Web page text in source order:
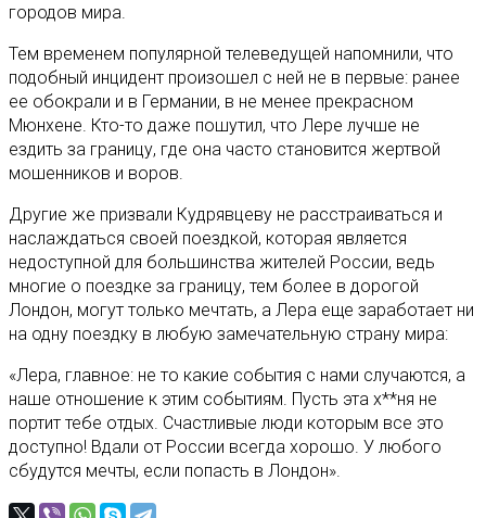
городов мира.
Тем временем популярной телеведущей напомнили, что
подобный инцидент произошел с ней не в первые: ранее
ее обокрали и в Германии, в не менее прекрасном
Мюнхене. Кто-то даже пошутил, что Лере лучше не
ездить за границу, где она часто становится жертвой
мошенников и воров.
Другие же призвали Кудрявцеву не расстраиваться и
наслаждаться своей поездкой, которая является
недоступной для большинства жителей России, ведь
многие о поездке за границу, тем более в дорогой
Лондон, могут только мечтать, а Лера еще заработает ни
на одну поездку в любую замечательную страну мира:
«Лера, главное: не то какие события с нами случаются, а
наше отношение к этим событиям. Пусть эта х**ня не
портит тебе отдых. Счастливые люди которым все это
доступно! Вдали от России всегда хорошо. У любого
сбудутся мечты, если попасть в Лондон».